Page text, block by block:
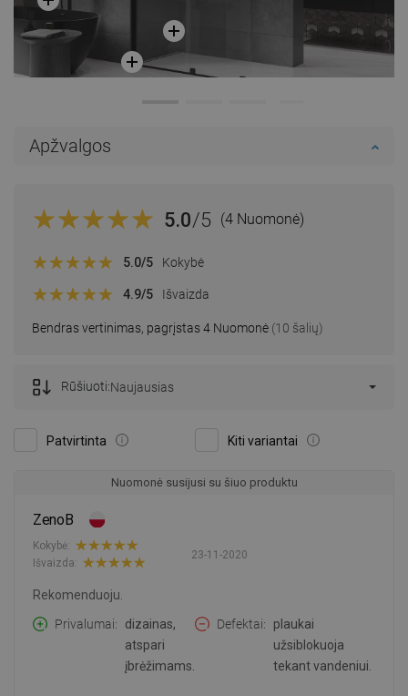
Apžvalgos
5.0/5 (4 Nuomonė)
Bendras vertinimas, pagrįstas 4 Nuomonė (10 šalių)
5.0/5 Kokybė
4.9/5 Išvaizda
Patvirtinta Kiti variantai
Rūšiuoti:Naujausias
Nuomonė susijusi su šiuo produktu
ZenoB
23-11-2020
Kokybė:
Išvaizda:
Rekomenduoju.
Privalumai
dizainas,
atspari
įbrėžimams.
Defektai
plaukai
užsiblokuoja
tekant vandeniui.